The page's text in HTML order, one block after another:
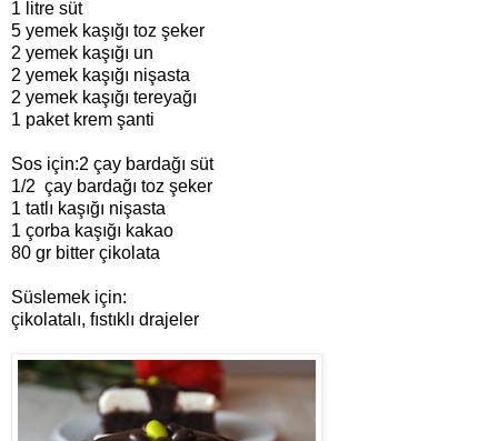
1 litre süt
5 yemek kaşığı toz şeker
2 yemek kaşığı un
2 yemek kaşığı nişasta
2 yemek kaşığı tereyağı
1 paket krem şanti
Sos için:2 çay bardağı süt
1/2 çay bardağı toz şeker
1 tatlı kaşığı nişasta
1 çorba kaşığı kakao
80 gr bitter çikolata
Süslemek için:
çikolatalı, fıstıklı drajeler